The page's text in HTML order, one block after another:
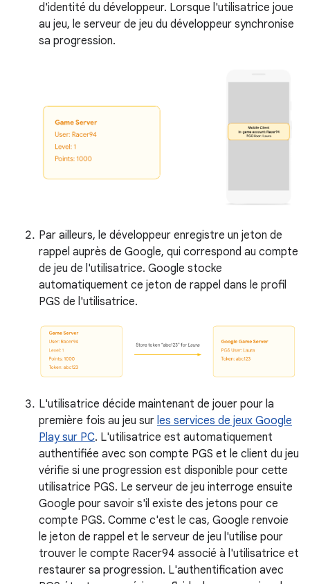
d'identité du développeur. Lorsque l'utilisatrice joue
au jeu, le serveur de jeu du développeur synchronise
sa progression.
Par ailleurs, le développeur enregistre un jeton de
rappel auprès de Google, qui correspond au compte
de jeu de l'utilisatrice. Google stocke
automatiquement ce jeton de rappel dans le profil
PGS de l'utilisatrice.
L'utilisatrice décide maintenant de jouer pour la
première fois au jeu sur les services de jeux Google
Play sur PC. L'utilisatrice est automatiquement
authentifiée avec son compte PGS et le client du jeu
vérifie si une progression est disponible pour cette
utilisatrice PGS. Le serveur de jeu interroge ensuite
Google pour savoir s'il existe des jetons pour ce
compte PGS. Comme c'est le cas, Google renvoie
le jeton de rappel et le serveur de jeu l'utilise pour
trouver le compte Racer94 associé à l'utilisatrice et
restaurer sa progression. L'authentification avec